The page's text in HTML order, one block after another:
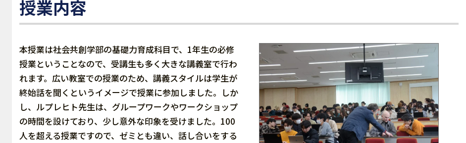
授業内容
本授業は社会共創学部の基礎力育成科目で、1年生の必修
授業ということなので、受講生も多く大きな講義室で行わ
れます。広い教室での授業のため、講義スタイルは学生が
終始話を聞くというイメージで授業に参加しました。しか
し、ルプレヒト先生は、グループワークやワークショップ
の時間を設けており、少し意外な印象を受けました。100
人を超える授業ですので、ゼミとも違い、話し合いをする